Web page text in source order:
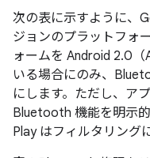
次の表に示すように、
ジョンのプラットフォ
ォームを Android 2.0
いる場合にのみ、
にします。ただし、ア
Bluetooth 機能を明示
Play はフィルタリング